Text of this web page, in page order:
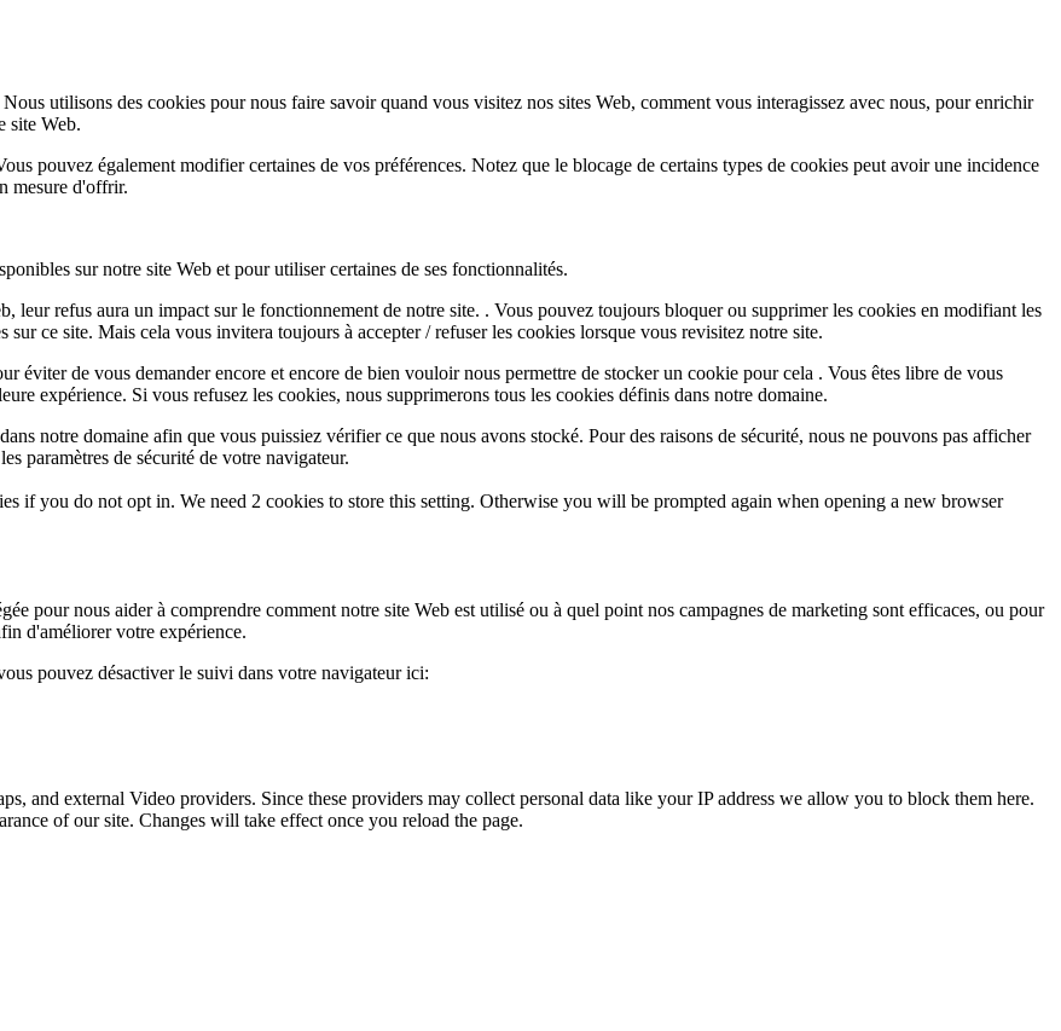
utilisons des cookies pour nous faire savoir quand vous visitez nos sites Web, comment vous interagissez avec nous, pour enrichir
site Web.
pouvez également modifier certaines de vos préférences. Notez que le blocage de certains types de cookies peut avoir une incidence
mesure d'offrir.
sur notre site Web et pour utiliser certaines de ses fonctionnalités.
leur refus aura un impact sur le fonctionnement de notre site. . Vous pouvez toujours bloquer ou supprimer les cookies en modifiant les
ce site. Mais cela vous invitera toujours à accepter / refuser les cookies lorsque vous revisitez notre site.
éviter de vous demander encore et encore de bien vouloir nous permettre de stocker un cookie pour cela . Vous êtes libre de vous
expérience. Si vous refusez les cookies, nous supprimerons tous les cookies définis dans notre domaine.
notre domaine afin que vous puissiez vérifier ce que nous avons stocké. Pour des raisons de sécurité, nous ne pouvons pas afficher
paramètres de sécurité de votre navigateur.
if you do not opt in. We need 2 cookies to store this setting. Otherwise you will be prompted again when opening a new browser
pour nous aider à comprendre comment notre site Web est utilisé ou à quel point nos campagnes de marketing sont efficaces, ou pour
d'améliorer votre expérience.
pouvez désactiver le suivi dans votre navigateur ici:
and external Video providers. Since these providers may collect personal data like your IP address we allow you to block them here.
of our site. Changes will take effect once you reload the page.